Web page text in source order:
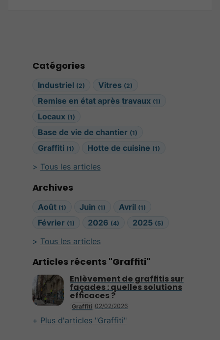
Catégories
Industriel (2) Vitres (2)
Remise en état après travaux (1)
Locaux (1)
Base de vie de chantier (1)
Graffiti (1) Hotte de cuisine (1)
Tous les articles
Archives
Août (1) Juin (1) Avril (1)
Février (1) 2026 (4) 2025 (5)
Tous les articles
Articles récents "Graffiti"
Graffiti 02/02/2026
Enlèvement de graffitis sur
façades : quelles solutions
efficaces ?
Plus d'articles "Graffiti"